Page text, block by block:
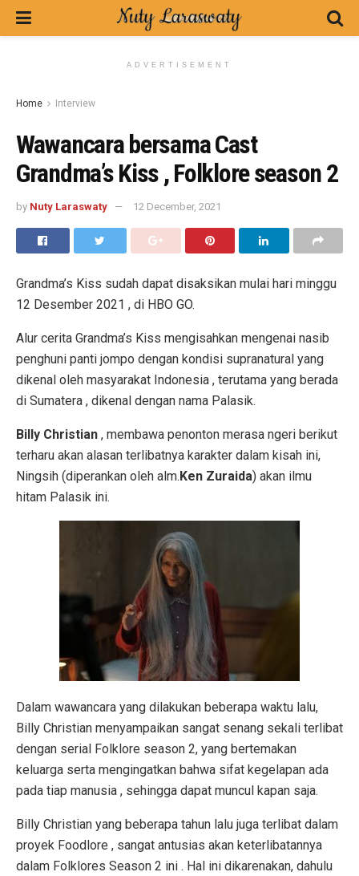
ADVERTISEMENT
Home Interview
Wawancara bersama Cast
Grandma’s Kiss , Folklore season 2
by Nuty Laraswaty 12 December, 2021
Grandma’s Kiss sudah dapat disaksikan mulai hari minggu
12 Desember 2021 , di HBO GO.
Alur cerita Grandma’s Kiss mengisahkan mengenai nasib
penghuni panti jompo dengan kondisi supranatural yang
dikenal oleh masyarakat Indonesia , terutama yang berada
di Sumatera , dikenal dengan nama Palasik.
Billy Christian , membawa penonton merasa ngeri berikut
terharu akan alasan terlibatnya karakter dalam kisah ini,
Ningsih (diperankan oleh alm.Ken Zuraida) akan ilmu
hitam Palasik ini.
Dalam wawancara yang dilakukan beberapa waktu lalu,
Billy Christian menyampaikan sangat senang sekali terlibat
dengan serial Folklore season 2, yang bertemakan
keluarga serta mengingatkan bahwa sifat kegelapan ada
pada tiap manusia , sehingga dapat muncul kapan saja.
Billy Christian yang beberapa tahun lalu juga terlibat dalam
proyek Foodlore , sangat antusias akan keterlibatannya
dalam Folklores Season 2 ini . Hal ini dikarenakan, dahulu